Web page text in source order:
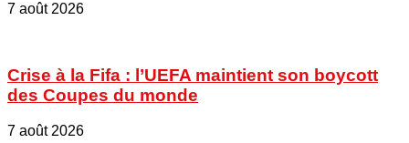
7 août 2026
Crise à la Fifa : l’UEFA maintient son boycott
des Coupes du monde
7 août 2026